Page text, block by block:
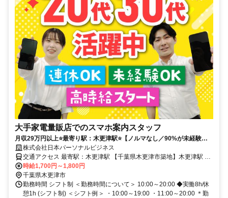
大手家電量販店でのスマホ案内スタッフ
月収29万円以上⭐️最寄り駅：木更津駅⭐️【ノルマなし／90%が未経験ス
タート】フォロー抜群×しっかり稼げる★勤務開始はゆっくり◯
株式会社日本パーソナルビジネス
交通アクセス 最寄駅：木更津駅 【千葉県木更津市築地】木更津駅 バ
ス25分 木更津駅 バス25分
時給1,700円～1,800円
千葉県木更津市
勤務時間 シフト制 ＜勤務時間について＞ 10:00～20:00 ◆実働8h/休
憩1h (シフト制) ＜シフト例＞ ・10:00～19:00 ・11:00～20:00 ＊勤